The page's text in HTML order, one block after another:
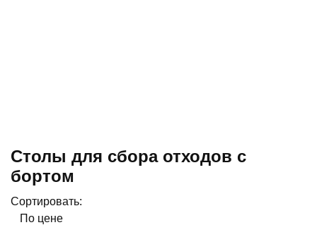
Столы для сбора отходов с
бортом
Сортировать:
По цене